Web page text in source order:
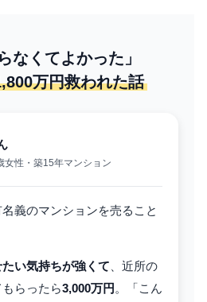
なくてよかった」
万円救われた話
女性・築15年マンション
義のマンションを売ること
い気持ちが強くて 、近所の
らったら3,000万円 。「こん